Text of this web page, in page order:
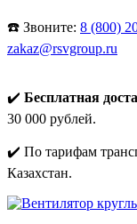
☎️ Звоните: 8 (800)
zakaz@rsvgroup.ru
✔️ Бесплатная
30 000 рублей.
✔️ По тарифам
Казахстан.